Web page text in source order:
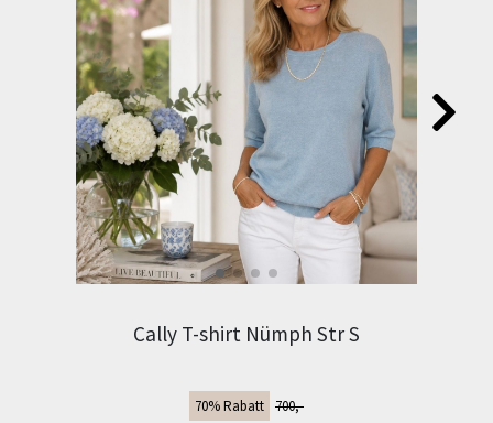
Cally T-shirt Nümph Str S
70% Rabatt 700,-